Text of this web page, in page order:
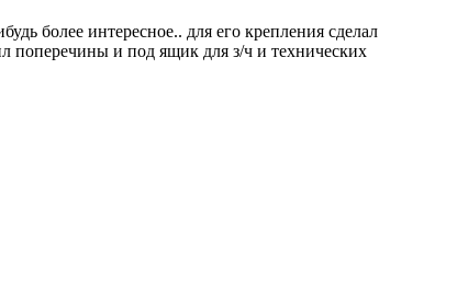
более интересное.. для его крепления сделал
и под ящик для з/ч и технических